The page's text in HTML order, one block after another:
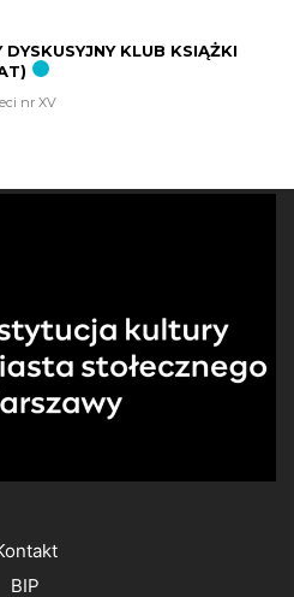
KLUB KSIĄŻKI
nr XV
BIP